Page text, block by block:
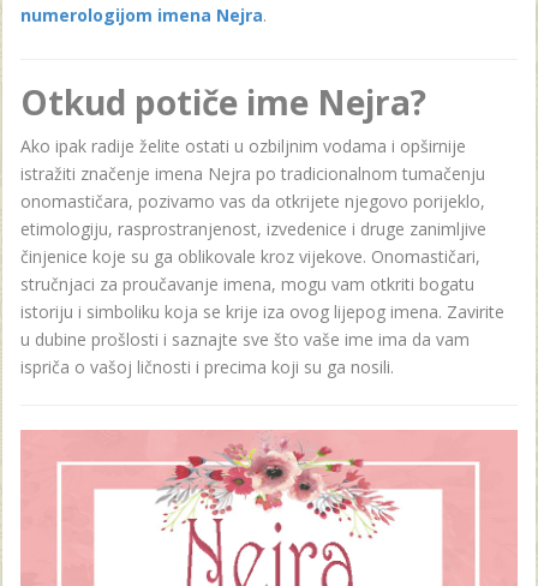
numerologijom imena Nejra.
Otkud potiče ime Nejra?
Ako ipak radije želite ostati u ozbiljnim vodama i opširnije
istražiti značenje imena Nejra po tradicionalnom tumačenju
onomastičara, pozivamo vas da otkrijete njegovo porijeklo,
etimologiju, rasprostranjenost, izvedenice i druge zanimljive
činjenice koje su ga oblikovale kroz vijekove. Onomastičari,
stručnjaci za proučavanje imena, mogu vam otkriti bogatu
istoriju i simboliku koja se krije iza ovog lijepog imena. Zavirite
u dubine prošlosti i saznajte sve što vaše ime ima da vam
ispriča o vašoj ličnosti i precima koji su ga nosili.